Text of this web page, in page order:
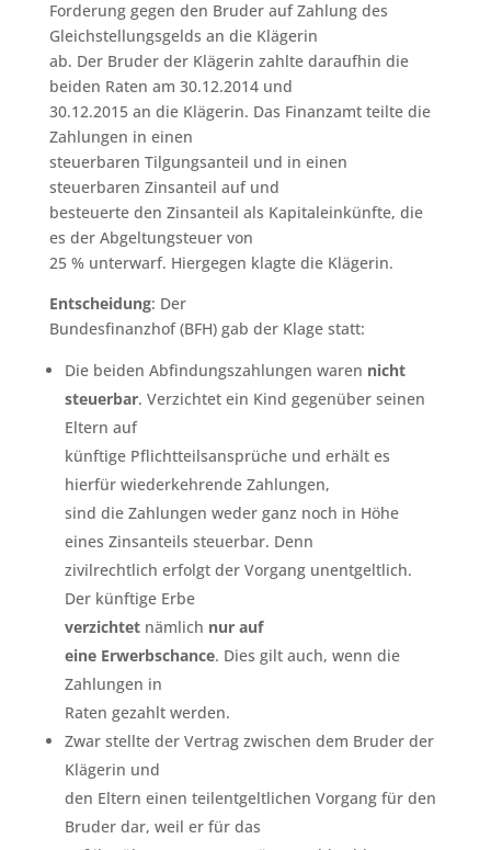
Forderung gegen den Bruder auf Zahlung des
Gleichstellungsgelds an die Klägerin
ab. Der Bruder der Klägerin zahlte daraufhin die
beiden Raten am 30.12.2014 und
30.12.2015 an die Klägerin. Das Finanzamt teilte die
Zahlungen in einen
steuerbaren Tilgungsanteil und in einen
steuerbaren Zinsanteil auf und
besteuerte den Zinsanteil als Kapitaleinkünfte, die
es der Abgeltungsteuer von
25 % unterwarf. Hiergegen klagte die Klägerin.
Entscheidung: Der
Bundesfinanzhof (BFH) gab der Klage statt:
Die beiden Abfindungszahlungen waren nicht
steuerbar. Verzichtet ein Kind gegenüber seinen
Eltern auf
künftige Pflichtteilsansprüche und erhält es
hierfür wiederkehrende Zahlungen,
sind die Zahlungen weder ganz noch in Höhe
eines Zinsanteils steuerbar. Denn
zivilrechtlich erfolgt der Vorgang unentgeltlich.
Der künftige Erbe
verzichtetnämlich nur auf
eine Erwerbschance. Dies gilt auch, wenn die
Zahlungen in
Raten gezahlt werden.
Zwar stellte der Vertrag zwischen dem Bruder der
Klägerin und
den Eltern einen teilentgeltlichen Vorgang für den
Bruder dar, weil er für das